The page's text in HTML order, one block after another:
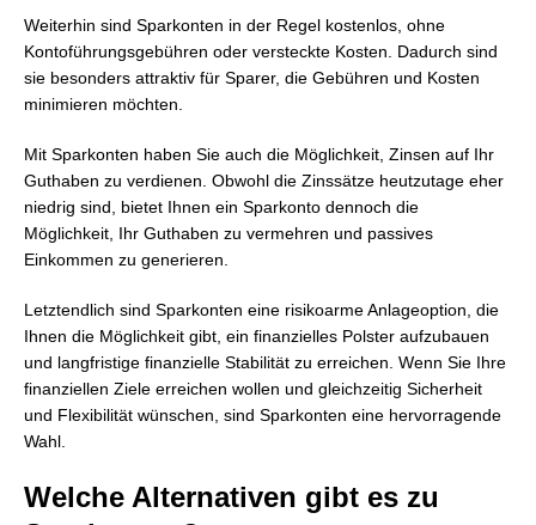
Weiterhin sind Sparkonten in der Regel kostenlos, ohne
Kontoführungsgebühren oder versteckte Kosten. Dadurch sind
sie besonders attraktiv für Sparer, die Gebühren und Kosten
minimieren möchten.
Mit Sparkonten haben Sie auch die Möglichkeit, Zinsen auf Ihr
Guthaben zu verdienen. Obwohl die Zinssätze heutzutage eher
niedrig sind, bietet Ihnen ein Sparkonto dennoch die
Möglichkeit, Ihr Guthaben zu vermehren und passives
Einkommen zu generieren.
Letztendlich sind Sparkonten eine risikoarme Anlageoption, die
Ihnen die Möglichkeit gibt, ein finanzielles Polster aufzubauen
und langfristige finanzielle Stabilität zu erreichen. Wenn Sie Ihre
finanziellen Ziele erreichen wollen und gleichzeitig Sicherheit
und Flexibilität wünschen, sind Sparkonten eine hervorragende
Wahl.
Welche Alternativen gibt es zu